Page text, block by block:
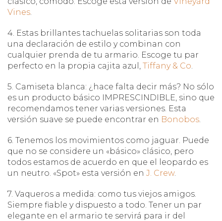
Vines
4. Estas brillantes tachuelas solitarias son toda
una declaración de estilo y combinan con
cualquier prenda de tu armario. Escoge tu par
perfecto en la propia cajita azul, Tiffany & Co
5. Camiseta blanca: ¿hace falta decir más? No sólo
es un producto básico IMPRESCINDIBLE, sino que
recomendamos tener varias versiones. Esta
versión suave se puede encontrar en Bonobos
6. Tenemos los movimientos como jaguar. Puede
que no se considere un «básico» clásico, pero
todos estamos de acuerdo en que el leopardo es
un neutro. «Spot» esta versión en J. Crew.
7. Vaqueros a medida: como tus viejos amigos.
Siempre fiable y dispuesto a todo. Tener un par
elegante en el armario te servirá para ir del